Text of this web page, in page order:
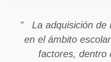
" La adquisición de
en el ámbito
factores, dentro